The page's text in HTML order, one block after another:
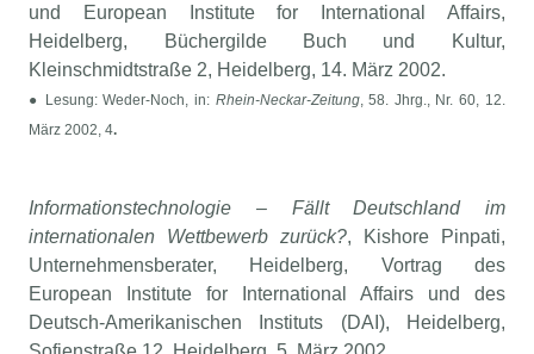
und European Institute for International Affairs,
Heidelberg, Büchergilde Buch und Kultur,
Kleinschmidtstraße 2, Heidelberg, 14. März 2002.
● Lesung: Weder-Noch, in: Rhein-Neckar-Zeitung, 58. Jhrg., Nr. 60, 12.
März 2002, 4.
Informationstechnologie – Fällt Deutschland im
internationalen Wettbewerb zurück?, Kishore Pinpati,
Unternehmensberater, Heidelberg, Vortrag des
European Institute for International Affairs und des
Deutsch-Amerikanischen Instituts (DAI), Heidelberg,